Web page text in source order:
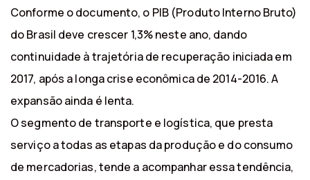
Conforme o documento, o PIB (Produto Interno Bruto)
do Brasil deve crescer 1,3% neste ano, dando
continuidade à trajetória de recuperação iniciada em
2017, após a longa crise econômica de 2014-2016. A
expansão ainda é lenta.
O segmento de transporte e logística, que presta
serviço a todas as etapas da produção e do consumo
de mercadorias, tende a acompanhar essa tendência,